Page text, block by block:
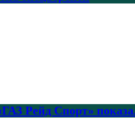
Рейд Спорт»